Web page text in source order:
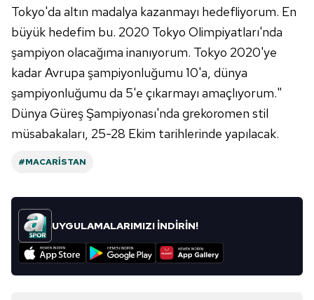
Çerezlere ilişkin tercihlerinizi aşağıda yer alan panel
vasıtasıyla belirleyebilirsiniz. Çerezlere ilişkin detaylı bilgi
Metnimizi ziyaret edebilirsiniz.
6698 sayılı Kişisel Verilerin Korunması Kanunu uyarınca
hazırlanmış Aydınlatma Metnimizi okumak ve sitemizde
ilgili mevzuata uygun olarak kullanılan çerezlerle ilgili bilgi
Tokyo'da altın madalya kazanmayı hedefliyorum. En
büyük hedefim bu. 2020 Tokyo Olimpiyatları'nda
şampiyon olacağıma inanıyorum. Tokyo 2020'ye
kadar Avrupa şampiyonluğumu 10'a, dünya
şampiyonluğumu da 5'e çıkarmayı amaçlıyorum."
Dünya Güreş Şampiyonası'nda grekoromen stil
müsabakaları, 25-28 Ekim tarihlerinde yapılacak.
#MACARISTAN
UYGULAMALARIMIZI İNDİRİN!